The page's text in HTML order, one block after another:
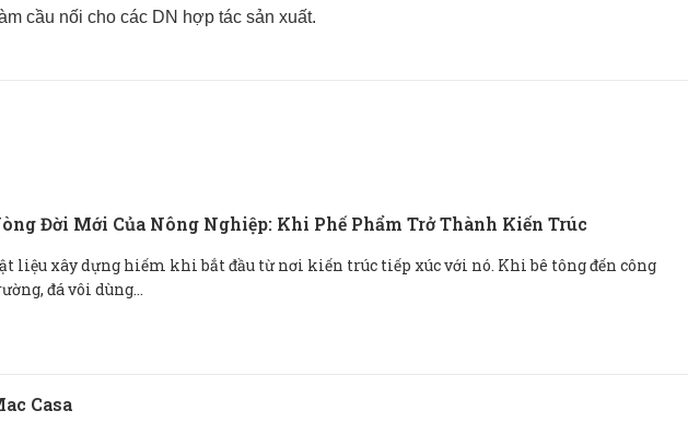
cầu nối cho các DN hợp tác sản xuất.
Đời Mới Của Nông Nghiệp: Khi Phế Phẩm Trở Thành Kiến Trúc
liệu xây dựng hiếm khi bắt đầu từ nơi kiến ​​trúc tiếp xúc với nó. Khi bê tông đến công
đá vôi dùng...
Casa